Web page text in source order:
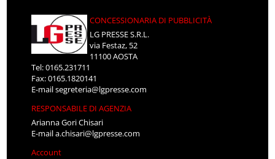
CONCESSIONARIA DI PUBBLICITÀ
LG PRESSE S.R.L.
via Festaz, 52
11100 AOSTA
Tel: 0165.231711
Fax: 0165.1820141
E-mailsegreteria@lgpresse.com
RESPONSABILE DI AGENZIA
Arianna Gori Chisari
E-maila.chisari@lgpresse.com
Account